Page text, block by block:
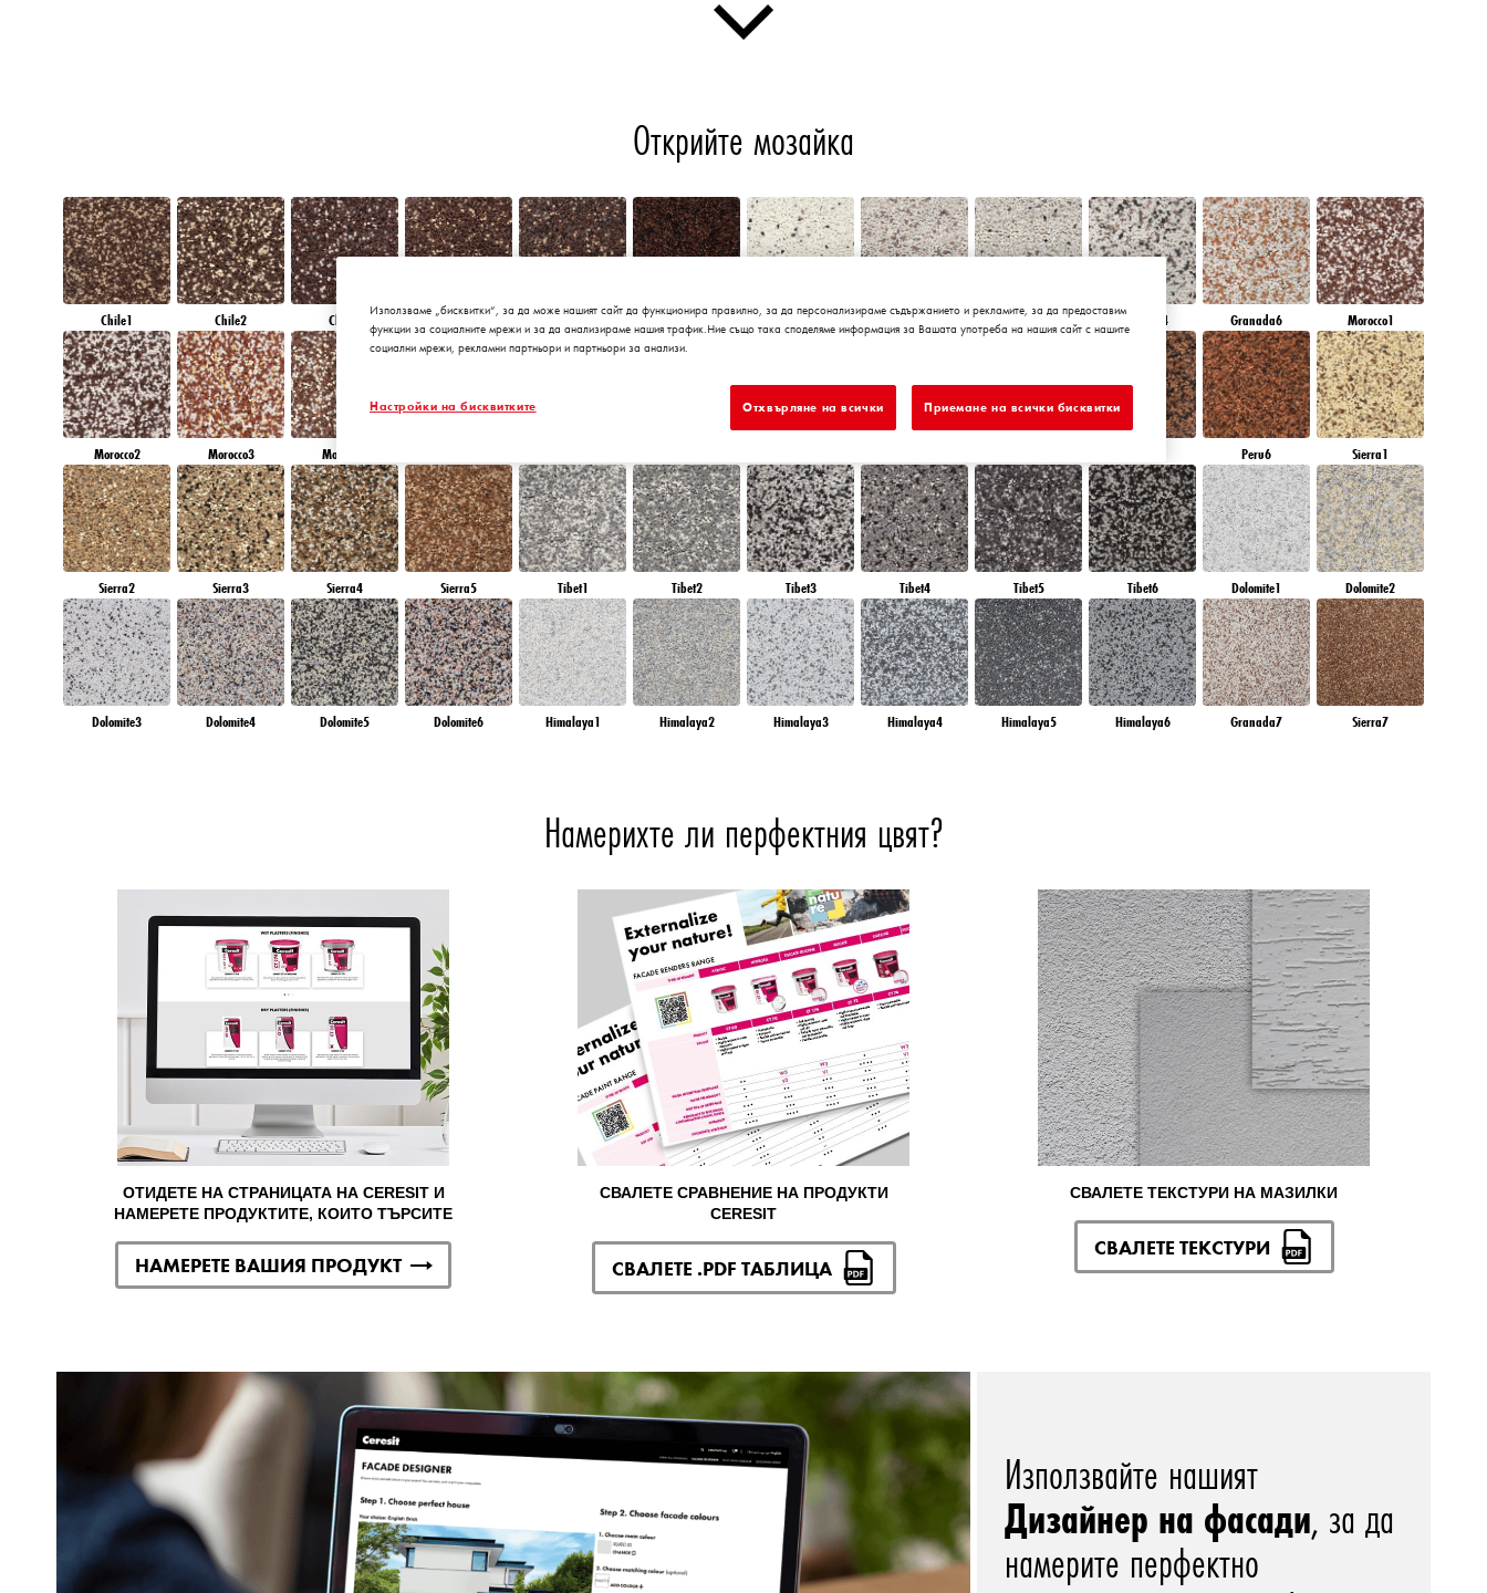
Открийте мозайка
Chile1 Chile2 Chile3 Chile4 Chile5 Chile6 Granada1 Granada2 Granada3 Granada4 Granada6 Morocco1
Morocco2 Morocco3 Morocco4 Peru6 Sierra1
Sierra2 Sierra3 Sierra4 Sierra5 Tibet1 Tibet2 Tibet3 Tibet4 Tibet5 Tibet6 Dolomite1 Dolomite2
Dolomite3 Dolomite4 Dolomite5 Dolomite6 Himalaya1 Himalaya2 Himalaya3 Himalaya4 Himalaya5 Himalaya6 Granada7 Sierra7
Намерихте ли перфектния цвят?
ОТИДЕТЕ НА СТРАНИЦАТА НА CERESIT И
НАМЕРЕТЕ ПРОДУКТИТЕ, КОИТО ТЪРСИТЕ
НАМЕРЕТЕ ВАШИЯ ПРОДУКТ
СВАЛЕТЕ СРАВНЕНИЕ НА ПРОДУКТИ
CERESIT
СВАЛЕТЕ .PDF ТАБЛИЦА
СВАЛЕТЕ ТЕКСТУРИ НА МАЗИЛКИ
СВАЛЕТЕ ТЕКСТУРИ
Използвайте нашият
Дизайнер на фасади, за да
намерите перфектно
Използваме „бисквитки“, за да може нашият сайт да функционира правилно, за да персонализираме съдържанието и рекламите, за да предоставим
функции за социалните мрежи и за да анализираме нашия трафик.Ние също така споделяме информация за Вашата употреба на нашия сайт с нашите
социални мрежи, рекламни партньори и партньори за анализи.
Настройки на бисквитките Отхвърляне на всички Приемане на всички бисквитки